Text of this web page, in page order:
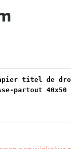
titel de
partout 40x50